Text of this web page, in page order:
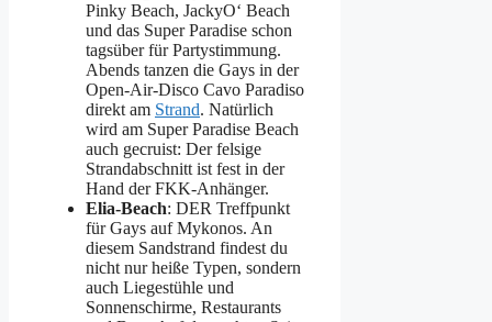
Pinky Beach, JackyO‘ Beach
und das Super Paradise schon
tagsüber für Partystimmung.
Abends tanzen die Gays in der
Open-Air-Disco Cavo Paradiso
direkt am Strand. Natürlich
wird am Super Paradise Beach
auch gecruist: Der felsige
Strandabschnitt ist fest in der
Hand der FKK-Anhänger.
Elia-Beach: DER Treffpunkt
für Gays auf Mykonos. An
diesem Sandstrand findest du
nicht nur heiße Typen, sondern
auch Liegestühle und
Sonnenschirme, Restaurants